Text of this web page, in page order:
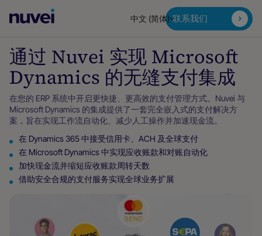
页
中文 (简体) 联系我们
通过 Nuvei 实现 Microsoft
Dynamics 的无缝支付集成
在您的 ERP 系统中开启更快捷、更高效的支付管理方式。Nuvei 与
Microsoft Dynamics 的集成提供了一套完全嵌入式的支付解决方
案，旨在实现工作流自动化、减少人工操作并加速现金流。
在 Dynamics 365 中接受信用卡、ACH 及全球支付
在 Microsoft Dynamics 中实现应收账款和对账自动化
加快现金流并缩短应收账款周转天数
借助安全合规的支付服务实现全球业务扩展